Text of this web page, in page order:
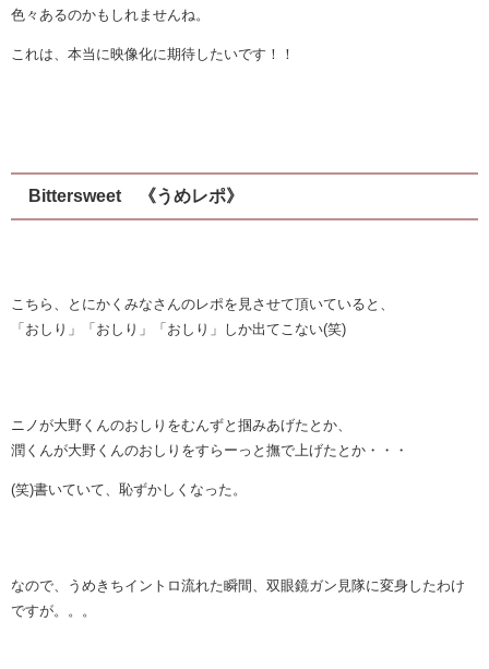
色々あるのかもしれませんね。
これは、本当に映像化に期待したいです！！
Bittersweet 《うめレポ》
こちら、とにかくみなさんのレポを見させて頂いていると、
「おしり」「おしり」「おしり」しか出てこない(笑)
ニノが大野くんのおしりをむんずと掴みあげたとか、
潤くんが大野くんのおしりをすらーっと撫で上げたとか・・・
(笑)書いていて、恥ずかしくなった。
なので、うめきちイントロ流れた瞬間、双眼鏡ガン見隊に変身したわけ
ですが。。。